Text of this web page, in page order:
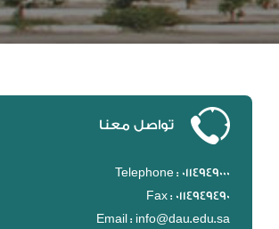
نظام التواصل الإداري
MYACS
DL
MYAES
تواصل معنا
Telephone : 0114949000
Fax : 0114949490
Email : info@dau.edu.sa